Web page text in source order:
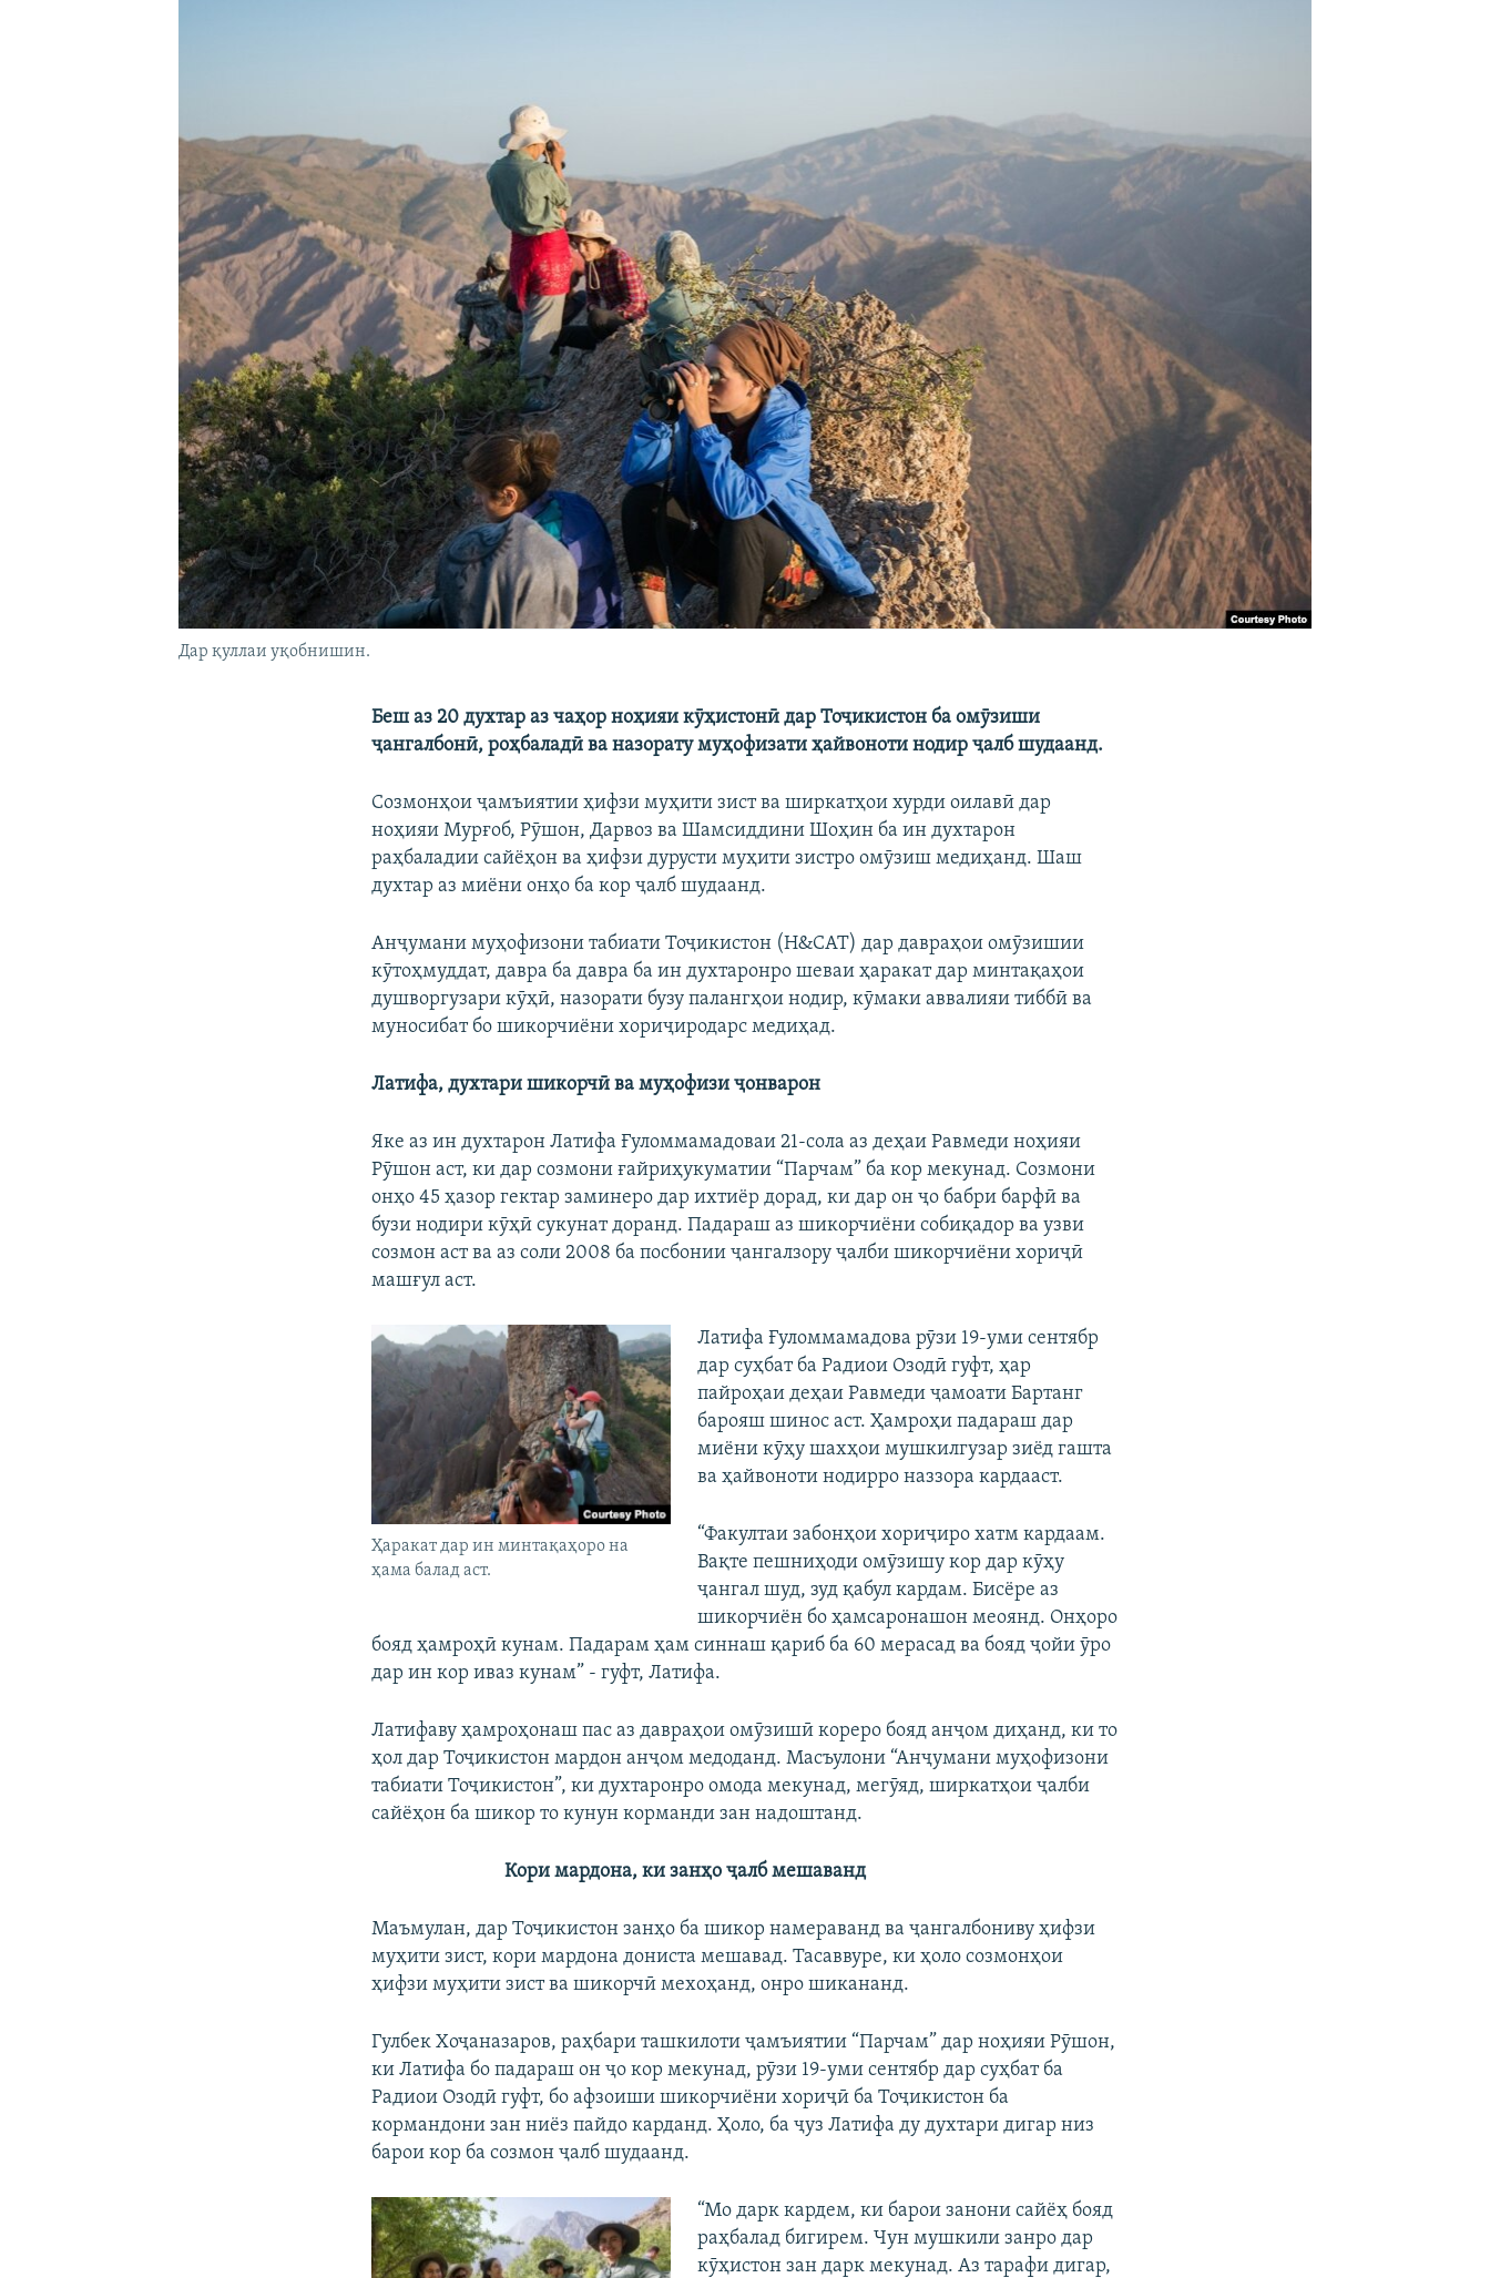
Дар қуллаи уқобнишин.
Беш аз 20 духтар аз чаҳор ноҳияи кӯҳистонӣ дар Тоҷикистон ба омӯзиши
ҷангалбонӣ, роҳбаладӣ ва назорату муҳофизати ҳайвоноти нодир ҷалб шудаанд.
Созмонҳои ҷамъиятии ҳифзи муҳити зист ва ширкатҳои хурди оилавӣ дар
ноҳияи Мурғоб, Рӯшон, Дарвоз ва Шамсиддини Шоҳин ба ин духтарон
раҳбаладии сайёҳон ва ҳифзи дурусти муҳити зистро омӯзиш медиҳанд. Шаш
духтар аз миёни онҳо ба кор ҷалб шудаанд.
Анҷумани муҳофизони табиати Тоҷикистон (H&CAT) дар давраҳои омӯзишии
кӯтоҳмуддат, давра ба давра ба ин духтаронро шеваи ҳаракат дар минтақаҳои
душворгузари кӯҳӣ, назорати бузу палангҳои нодир, кӯмаки аввалияи тиббӣ ва
муносибат бо шикорчиёни хориҷиродарс медиҳад.
Латифа, духтари шикорчӣ ва муҳофизи ҷонварон
Яке аз ин духтарон Латифа Ғуломмамадоваи 21-сола аз деҳаи Равмеди ноҳияи
Рӯшон аст, ки дар созмони ғайриҳукуматии “Парчам” ба кор мекунад. Созмони
онҳо 45 ҳазор гектар заминеро дар ихтиёр дорад, ки дар он ҷо бабри барфӣ ва
бузи нодири кӯҳӣ сукунат доранд. Падараш аз шикорчиёни собиқадор ва узви
созмон аст ва аз соли 2008 ба посбонии ҷангалзору ҷалби шикорчиёни хориҷӣ
машғул аст.
Ҳаракат дар ин минтақаҳоро на
ҳама балад аст.
Латифа Ғуломмамадова рӯзи 19-уми сентябр
дар суҳбат ба Радиои Озодӣ гуфт, ҳар
пайроҳаи деҳаи Равмеди ҷамоати Бартанг
барояш шинос аст. Ҳамроҳи падараш дар
миёни кӯҳу шахҳои мушкилгузар зиёд гашта
ва ҳайвоноти нодирро наззора кардааст.
“Факултаи забонҳои хориҷиро хатм кардаам.
Вақте пешниҳоди омӯзишу кор дар кӯҳу
ҷангал шуд, зуд қабул кардам. Бисёре аз
шикорчиён бо ҳамсаронашон меоянд. Онҳоро
бояд ҳамроҳӣ кунам. Падарам ҳам синнаш қариб ба 60 мерасад ва бояд ҷойи ӯро
дар ин кор иваз кунам” - гуфт, Латифа.
Латифаву ҳамроҳонаш пас аз давраҳои омӯзишӣ кореро бояд анҷом диҳанд, ки то
ҳол дар Тоҷикистон мардон анҷом медоданд. Масъулони “Анҷумани муҳофизони
табиати Тоҷикистон”, ки духтаронро омода мекунад, мегӯяд, ширкатҳои ҷалби
сайёҳон ба шикор то кунун корманди зан надоштанд.
Кори мардона, ки занҳо ҷалб мешаванд
Маъмулан, дар Тоҷикистон занҳо ба шикор намераванд ва ҷангалбониву ҳифзи
муҳити зист, кори мардона дониста мешавад. Тасаввуре, ки ҳоло созмонҳои
ҳифзи муҳити зист ва шикорчӣ мехоҳанд, онро шикананд.
Гулбек Хоҷаназаров, раҳбари ташкилоти ҷамъиятии “Парчам” дар ноҳияи Рӯшон,
ки Латифа бо падараш он ҷо кор мекунад, рӯзи 19-уми сентябр дар суҳбат ба
Радиои Озодӣ гуфт, бо афзоиши шикорчиёни хориҷӣ ба Тоҷикистон ба
кормандони зан ниёз пайдо карданд. Ҳоло, ба ҷуз Латифа ду духтари дигар низ
барои кор ба созмон ҷалб шудаанд.
“Мо дарк кардем, ки барои занони сайёҳ бояд
раҳбалад бигирем. Чун мушкили занро дар
кӯҳистон зан дарк мекунад. Аз тарафи дигар,